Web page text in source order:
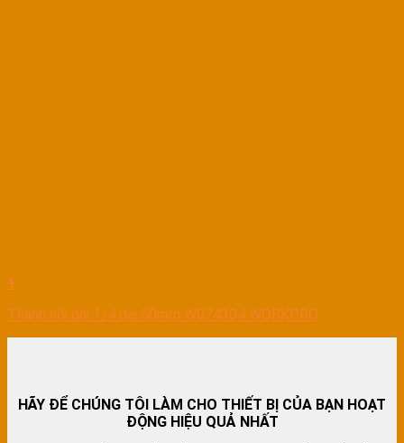
+
Thanh nối dài 1/4 dài 50mm W074304 WORKPRO
HÃY ĐỂ CHÚNG TÔI LÀM CHO THIẾT BỊ CỦA BẠN HOẠT
ĐỘNG HIỆU QUẢ NHẤT